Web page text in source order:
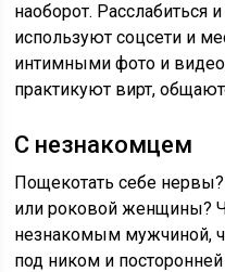
наоборот. Расслабиться
используют соцсети и
интимными фото и
практикуют вирт,
С незнакомцем
Пощекотать себе
или роковой женщины?
незнакомым мужчиной,
под ником и